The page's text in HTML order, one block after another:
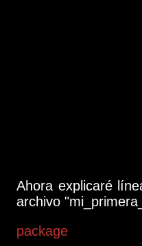
Ahora explicaré
archivo
package